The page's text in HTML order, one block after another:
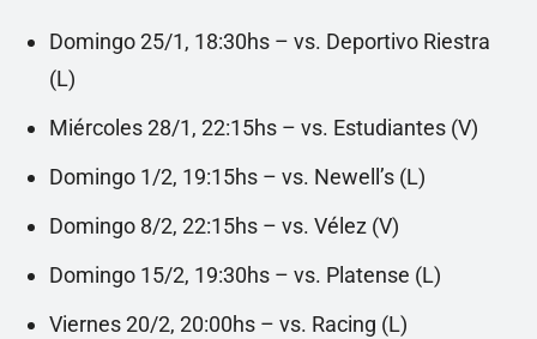
Domingo 25/1, 18:30hs – vs. Deportivo Riestra
(L)
Miércoles 28/1, 22:15hs – vs. Estudiantes (V)
Domingo 1/2, 19:15hs – vs. Newell’s (L)
Domingo 8/2, 22:15hs – vs. Vélez (V)
Domingo 15/2, 19:30hs – vs. Platense (L)
Viernes 20/2, 20:00hs – vs. Racing (L)